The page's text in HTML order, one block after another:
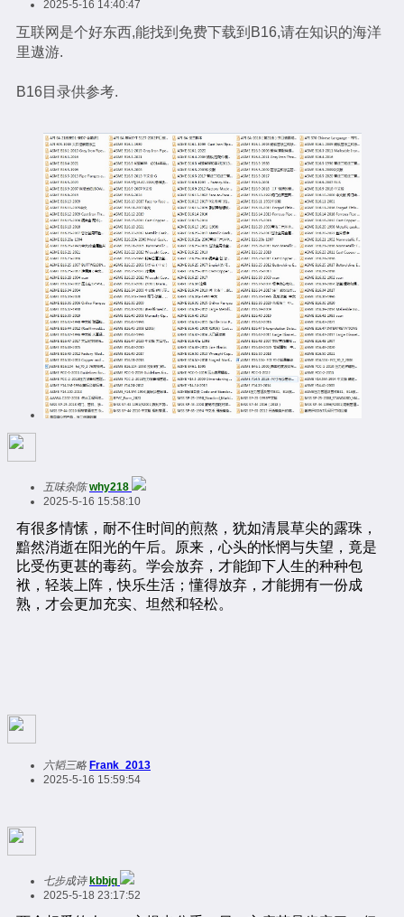
2025-5-16 14:40:47
互联网是个好东西,能找到免费下载到B16,请在知识的海洋
里遨游.
B16目录供参考.
五味杂陈 why218
2025-5-16 15:58:10
六韬三略 Frank_2013
2025-5-16 15:59:54
七步成诗 kbbjq
2025-5-18 23:17:52